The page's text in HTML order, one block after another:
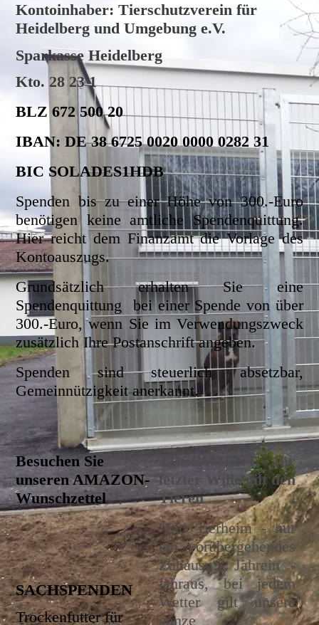
Kontoinhaber: Tierschutzverein für
Heidelberg und Umgebung e.V.
Sparkasse Heidelberg
Kto. 28 23 1
BLZ 672 500 20
IBAN: DE 38 6725 0020 0000 0282 31
BIC SOLADES1HDB
Spenden bis zu einer Höhe von 300.-Euro
benötigen keine amtliche Spendenquittung.
Hier reicht dem Finanzamt die Vorlage des
Kontoauszugs.
Grundsätzlich erhalten Sie eine
Spendenquittung bei einer Spende von über
300.-Euro, wenn Sie im Verwendungszweck
zusätzlich Ihre Postanschrift angeben.
Spenden sind steuerlich absetzbar,
Gemeinnützigkeit anerkannt.
Besuchen Sie
unseren AMAZON-
Wunschzettel
SACHSPENDEN
Trockenfutter für
TE
STAMENT - Ihr
letzter Wille gilt den
Tieren
"Ein Tierheim - nur
ein vorübergehendes
Zuhause": Jahrein -
jahraus, bei jedem
Wetter gilt unsere
ganze